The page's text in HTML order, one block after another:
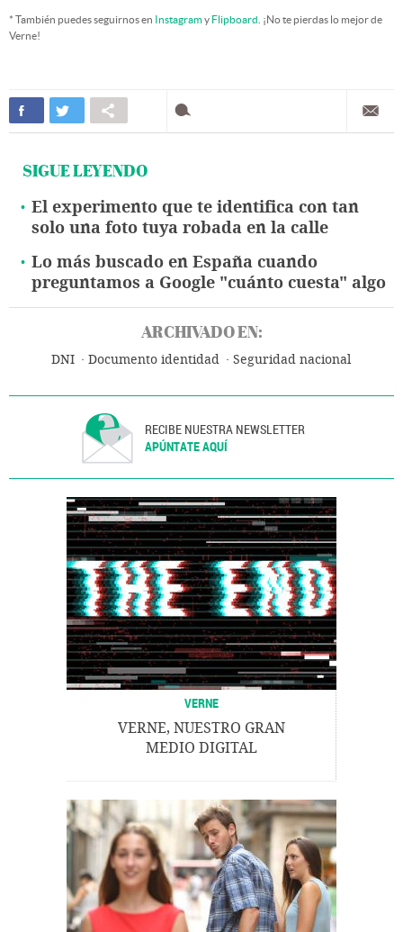
* También puedes seguirnos en Instagramy Flipboard . ¡No te pierdas lo mejor de
Verne!
SIGUE LEYENDO
El experimento que te identifica con tan
solo una foto tuya robada en la calle
Lo más buscado en España cuando
preguntamos a Google "cuánto cuesta" algo
ARCHIVADO EN:
DNI Documento identidad Seguridad nacional
RECIBE NUESTRA NEWSLETTER
APÚNTATE AQUÍ
VERNE
VERNE, NUESTRO GRAN
MEDIO DIGITAL